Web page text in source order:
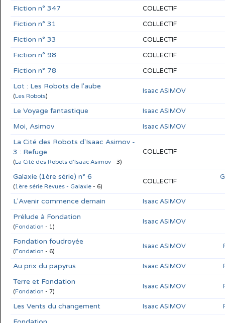
Fiction n° 347 COLLECTIF
Fiction n° 31 COLLECTIF
Fiction n° 33 COLLECTIF
Fiction n° 98 COLLECTIF
Fiction n° 78 COLLECTIF
Lot : Les Robots de l'aube
(Les Robots)
Isaac ASIMOV
Le Voyage fantastique Isaac ASIMOV
Moi, Asimov Isaac ASIMOV
La Cité des Robots d'Isaac Asimov -
3 : Refuge
(La Cité des Robots d'Isaac Asimov - 3)
COLLECTIF
Galaxie (1ère série) n° 6
(1ère série Revues - Galaxie - 6)
COLLECTIF
L'Avenir commence demain Isaac ASIMOV
Prélude à Fondation
(Fondation - 1)
Isaac ASIMOV
Fondation foudroyée
(Fondation - 6)
Isaac ASIMOV
Au prix du papyrus Isaac ASIMOV
Terre et Fondation
(Fondation - 7)
Isaac ASIMOV
Les Vents du changement Isaac ASIMOV